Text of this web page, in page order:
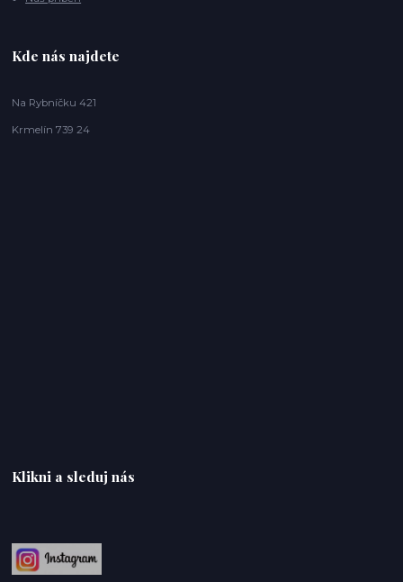
Kde nás najdete
Na Rybníčku 421
Krmelín 739 24
Klikni a sleduj nás